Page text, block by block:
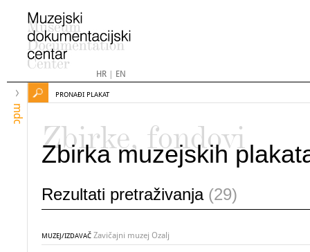
HR| EN
mdc
PRONAĐI PLAKAT
Zbirke, fondovi
Zbirka muzejskih
Rezultati pretraživanja (29)
MUZEJ/IZDAVAČ Zavičajni muzej Ozalj